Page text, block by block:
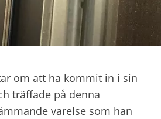
om att ha kommit in i sin
träffade på denna
varelse som han